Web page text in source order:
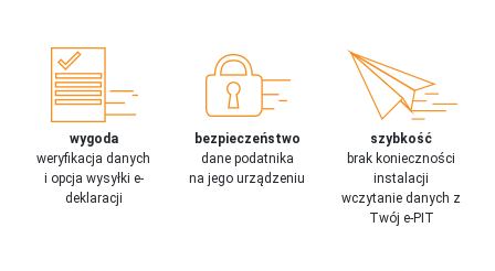
wygoda
weryfikacja danych
i opcja wysyłki e-
deklaracji
bezpieczeństwo
dane podatnika
na jego urządzeniu
szybkość
brak konieczności
instalacji
wczytanie danych z
Twój e-PIT